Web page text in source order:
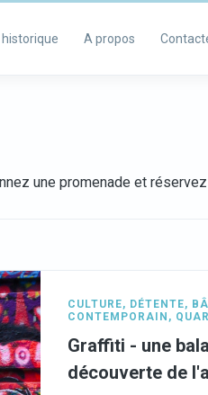
A propos
une promenade et
CULTURE, DÉTENTE,
CONTEMPORAIN ,
Graffiti - une
découverte de